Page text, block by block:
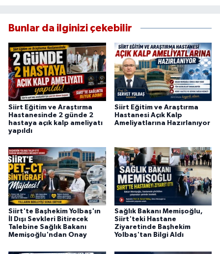
Bunlar da ilginizi çekebilir
Siirt Eğitim ve Araştırma
Hastanesinde 2 günde 2
hastaya açık kalp ameliyatı
yapıldı
Siirt Eğitim ve Araştırma
Hastanesi Açık Kalp
Ameliyatlarına Hazırlanıyor
Siirt'te Başhekim Yolbaş'ın
İl Dışı Sevkleri Bitirecek
Talebine Sağlık Bakanı
Memişoğlu'ndan Onay
Sağlık Bakanı Memişoğlu,
Siirt'teki Hastane
Ziyaretinde Başhekim
Yolbaş'tan Bilgi Aldı